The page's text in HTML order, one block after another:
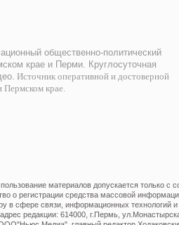
общественно-политический
крае и Перми. Круглосуточная
Источник оперативной и достоверной
крае.
материалов допускается только с
о регистрации средства массовой
в сфере связи, информационных технологий
редакции: 614000, г.Пермь,